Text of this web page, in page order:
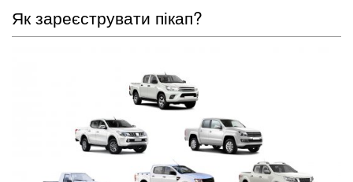
​Як зареєструвати пікап?